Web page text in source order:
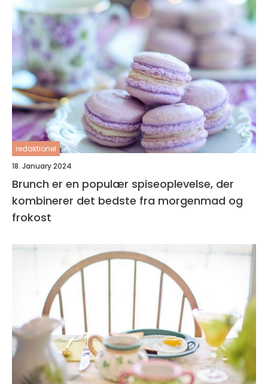
redaktionel
18. January 2024
Brunch er en populær spiseoplevelse, der
kombinerer det bedste fra morgenmad og
frokost